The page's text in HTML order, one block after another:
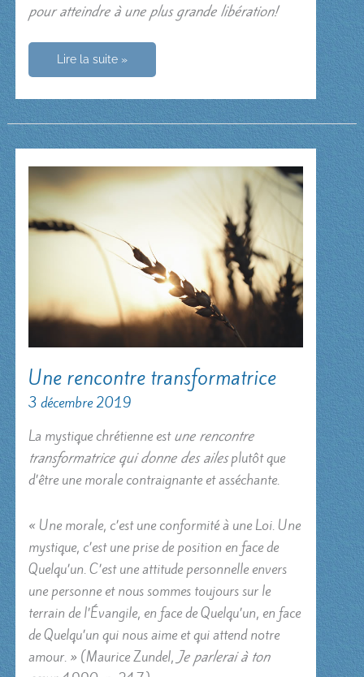
pour atteindre à une plus grande libération!
Comme
appel
la
seule
vraie
liberté
Lire la suite »
Une rencontre transformatrice
3 décembre 2019
La mystique chrétienne estune rencontre
transformatrice qui donne des ailesplutôt que
d’être une morale contraignante et asséchante.
« Une morale, c’est une conformité à une Loi. Une
mystique, c’est une prise de position en face de
Quelqu’un. C’est une attitude personnelle envers
une personne et nous sommes toujours sur le
terrain de l’Évangile, en face de Quelqu’un, en face
de Quelqu’un qui nous aime et qui attend notre
amour. » (Maurice Zundel, Je parlerai à ton